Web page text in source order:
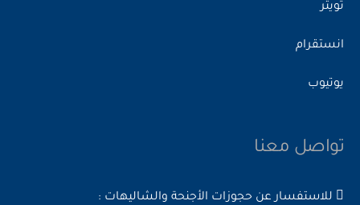
تويتر
انستقرام
يوتيوب
تواصل معنا
للاستفسار عن حجوزات الأجنحة والشاليهات :